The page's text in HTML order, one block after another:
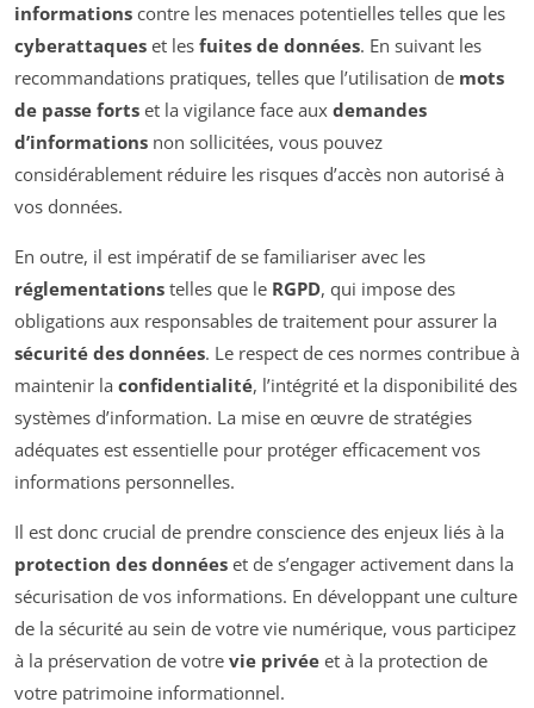
informations contre les menaces potentielles telles que les
cyberattaques et les fuites de données. En suivant les
recommandations pratiques, telles que l’utilisation de mots
de passe forts et la vigilance face aux demandes
d’informations non sollicitées, vous pouvez
considérablement réduire les risques d’accès non autorisé à
vos données.
En outre, il est impératif de se familiariser avec les
réglementations telles que le RGPD, qui impose des
obligations aux responsables de traitement pour assurer la
sécurité des données. Le respect de ces normes contribue à
maintenir la confidentialité, l’intégrité et la disponibilité des
systèmes d’information. La mise en œuvre de stratégies
adéquates est essentielle pour protéger efficacement vos
informations personnelles.
Il est donc crucial de prendre conscience des enjeux liés à la
protection des données et de s’engager activement dans la
sécurisation de vos informations. En développant une culture
de la sécurité au sein de votre vie numérique, vous participez
à la préservation de votre vie privée et à la protection de
votre patrimoine informationnel.